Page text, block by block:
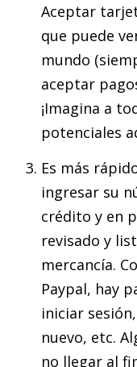
Aceptar
que puede
mundo
aceptar
¡Imagina a
potenciales
Es más
ingresar su
crédito y en
revisado y
mercancía.
Paypal, hay
iniciar
nuevo, etc.
no llegar al